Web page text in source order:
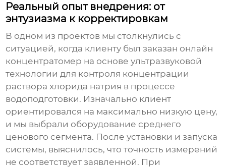
Реальный опыт внедрения: от
энтузиазма к корректировкам
В одном из проектов мы столкнулись с
ситуацией, когда клиенту был заказан онлайн
концентратомер на основе ультразвуковой
технологии для контроля концентрации
раствора хлорида натрия в процессе
водоподготовки. Изначально клиент
ориентировался на максимально низкую цену,
и мы выбрали оборудование среднего
ценового сегмента. После установки и запуска
системы, выяснилось, что точность измерений
не соответствует заявленной. При